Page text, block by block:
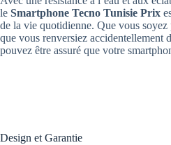
le Smartphone Tecno Tunisie Prix
de la vie quotidienne. Que vous
que vous renversiez accidentellement
pouvez être assuré que votre
Design et Garantie